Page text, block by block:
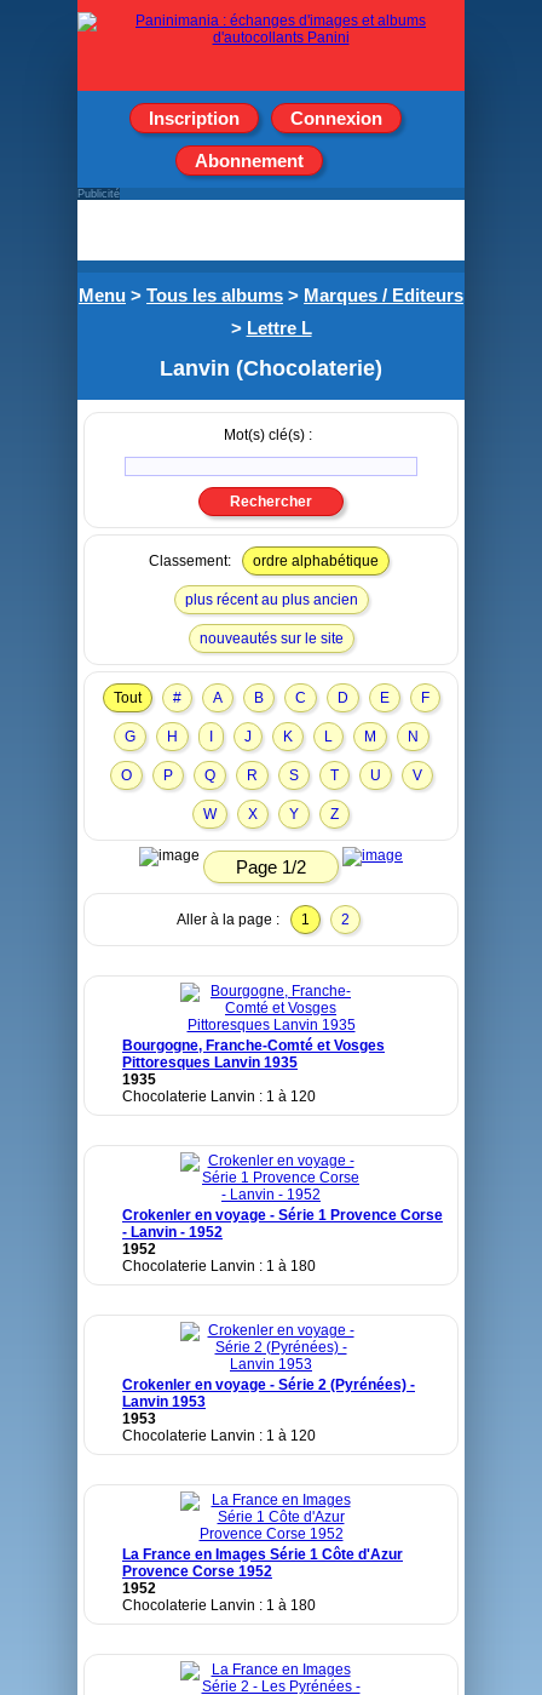
Inscription Connexion
Abonnement
Menu > Tous les albums > Marques / Editeurs
> Lettre L
Lanvin (Chocolaterie)
Mot(s) clé(s) :
Classement: ordre alphabétique
plus récent au plus ancien
nouveautés sur le site
Tout # A B C D E F
G H J K L M N
O P Q R S T U V
W X Y Z
Page 1/2
Aller à la page : 1 2
Bourgogne, Franche-Comté et Vosges
Pittoresques Lanvin 1935
1935
Chocolaterie Lanvin : 1 à 120
Crokenler en voyage - Série 1 Provence Corse
- Lanvin - 1952
1952
Chocolaterie Lanvin : 1 à 180
Crokenler en voyage - Série 2 (Pyrénées) -
Lanvin 1953
1953
Chocolaterie Lanvin : 1 à 120
La France en Images Série 1 Côte d'Azur
Provence Corse 1952
1952
Chocolaterie Lanvin : 1 à 180
Publicité